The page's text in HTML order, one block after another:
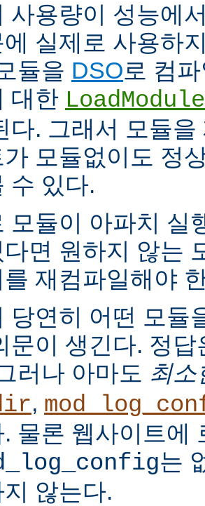
사용량이 성능에
실제로 사용하
듈을 DSO로 컴
대한 LoadModule
다. 그래서 모듈
모듈없이도 정
수 있다.
모듈이 아파치 실
면 원하지 않는
재컴파일해야
당연히 어떤 모듈
문이 생긴다. 정
러나 아마도 최소
,
물론 웹사이트에
는
않는다.